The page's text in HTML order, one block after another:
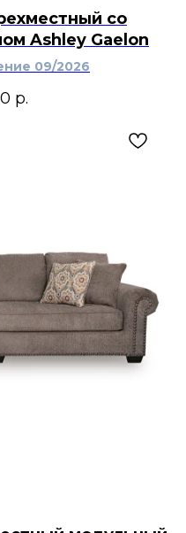
со
Ashley Gaelon
09/2026
р.